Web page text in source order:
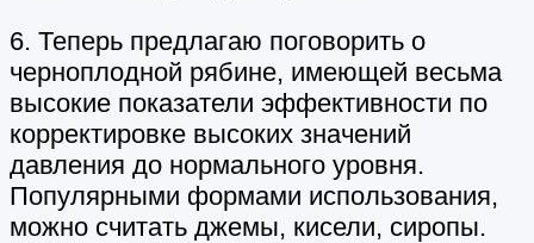
6. Теперь предлагаю поговорить о
черноплодной рябине, имеющей весьма
высокие показатели эффективности по
корректировке высоких значений
давления до нормального уровня.
Популярными формами использования,
можно считать джемы, кисели, сиропы.